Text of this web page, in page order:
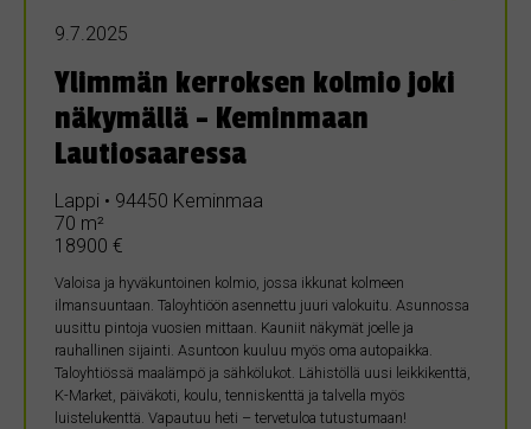
9.7.2025
Ylimmän kerroksen kolmio joki
näkymällä – Keminmaan
Lautiosaaressa
Lappi • 94450 Keminmaa
70 m²
18900 €
Valoisa ja hyväkuntoinen kolmio, jossa ikkunat kolmeen
ilmansuuntaan. Taloyhtiöön asennettu juuri valokuitu. Asunnossa
uusittu pintoja vuosien mittaan. Kauniit näkymät joelle ja
rauhallinen sijainti. Asuntoon kuuluu myös oma autopaikka.
Taloyhtiössä maalämpö ja sähkölukot. Lähistöllä uusi leikkikenttä,
K-Market, päiväkoti, koulu, tenniskenttä ja talvella myös
luistelukenttä. Vapautuu heti – tervetuloa tutustumaan!